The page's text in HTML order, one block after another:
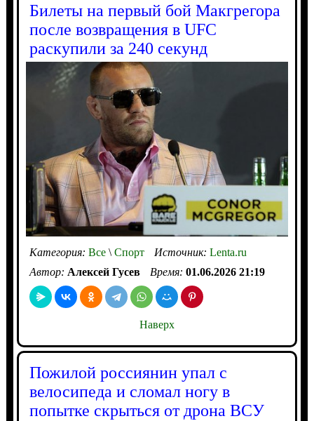
Билеты на первый бой Макгрегора
после возвращения в UFC
раскупили за 240 секунд
Категория: Все\Спорт Источник: Lenta.ru
Автор: Алексей Гусев Время: 01.06.2026 21:19
Наверх
Пожилой россиянин упал с
велосипеда и сломал ногу в
попытке скрыться от дрона ВСУ